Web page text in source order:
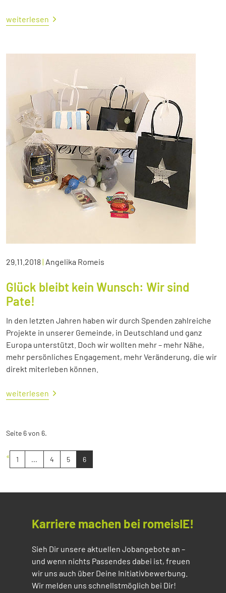
weiterlesen
29.11.2018| Angelika Romeis
Glück bleibt kein Wunsch: Wir sind
Pate!
In den letzten Jahren haben wir durch Spenden zahlreiche
Projekte in unserer Gemeinde, in Deutschland und ganz
Europa unterstützt. Doch wir wollten mehr – mehr Nähe,
mehr persönliches Engagement, mehr Veränderung, die wir
direkt miterleben können.
weiterlesen
Seite 6 von 6.
« 1 ... 4 5 6
Karriere machen bei romeisIE!
Sieh Dir unsere aktuellen Jobangebote an –
und wenn nichts Passendes dabei ist, freuen
wir uns auch über Deine Initiativbewerbung.
Wir melden uns schnellstmöglich bei Dir!